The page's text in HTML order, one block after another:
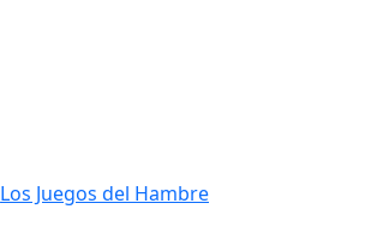
Los Juegos del Hambre